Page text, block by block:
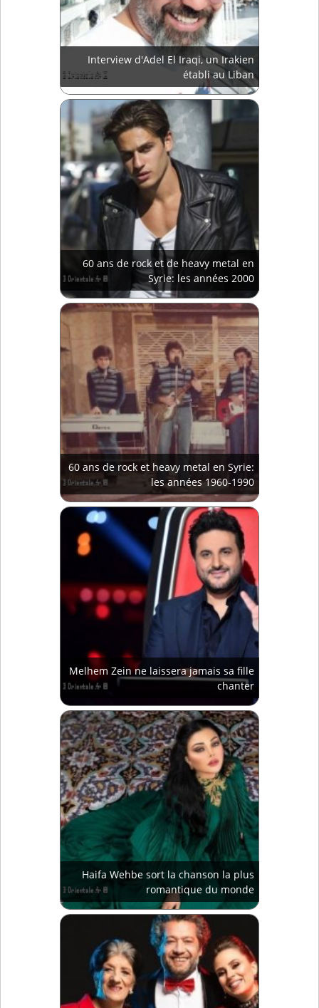
Interview d'Adel El Iraqi, un Irakien
établi au Liban
60 ans de rock et de heavy metal en
Syrie: les années 2000
60 ans de rock et heavy metal en Syrie:
les années 1960-1990
Melhem Zein ne laissera jamais sa fille
chanter
Haifa Wehbe sort la chanson la plus
romantique du monde